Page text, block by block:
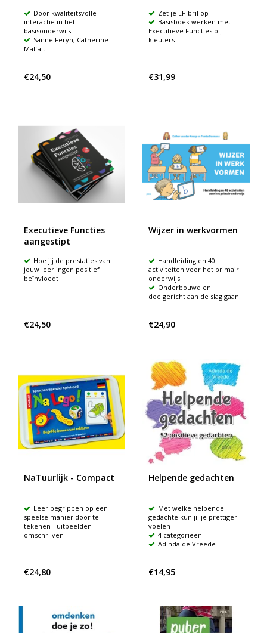
Door kwaliteitsvolle
interactie in het
basisonderwijs
Sanne Feryn, Catherine
Malfait
€24,50
Zet je EF-bril op
Basisboek werken met
Executieve Functies bij
kleuters
€31,99
Executieve Functies
aangestipt
Hoe jij de prestaties van
jouw leerlingen positief
beïnvloedt
€24,50
Wijzer in werkvormen
Handleiding en 40
activiteiten voor het primair
onderwijs
Onderbouwd en
doelgericht aan de slag gaan
€24,90
NaTuurlijk - Compact
Leer begrippen op een
speelse manier door te
tekenen - uitbeelden -
omschrijven
€24,80
Helpende gedachten
Met welke helpende
gedachte kun jij je prettiger
voelen
4 categorieën
Adinda de Vreede
€14,95